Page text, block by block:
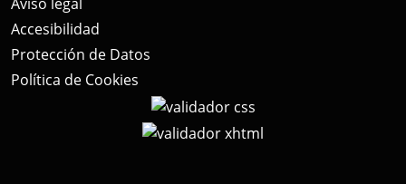
Accesibilidad
Protección de Datos
Política de Cookies